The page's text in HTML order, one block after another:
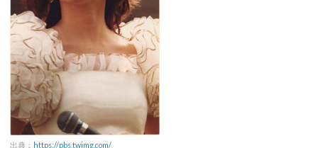
出典： https://pbs.twimg.com/